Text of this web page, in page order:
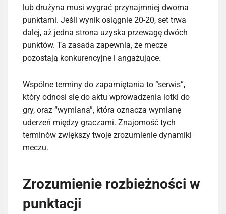
lub drużyna musi wygrać przynajmniej dwoma
punktami. Jeśli wynik osiągnie 20-20, set trwa
dalej, aż jedna strona uzyska przewagę dwóch
punktów. Ta zasada zapewnia, że mecze
pozostają konkurencyjne i angażujące.
Wspólne terminy do zapamiętania to “serwis”,
który odnosi się do aktu wprowadzenia lotki do
gry, oraz “wymiana”, która oznacza wymianę
uderzeń między graczami. Znajomość tych
terminów zwiększy twoje zrozumienie dynamiki
meczu.
Zrozumienie rozbieżności w
punktacji